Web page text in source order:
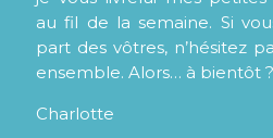
au fil de la semaine. Si
part des vôtres, n’hésitez
ensemble. Alors… à bientôt ?
Charlotte